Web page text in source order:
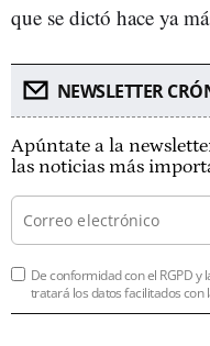
que se dictó hace ya
NEWSLETTER
Apúntate a la
las noticias más
De conformidad con el RGPD y
tratará los datos facilitados con